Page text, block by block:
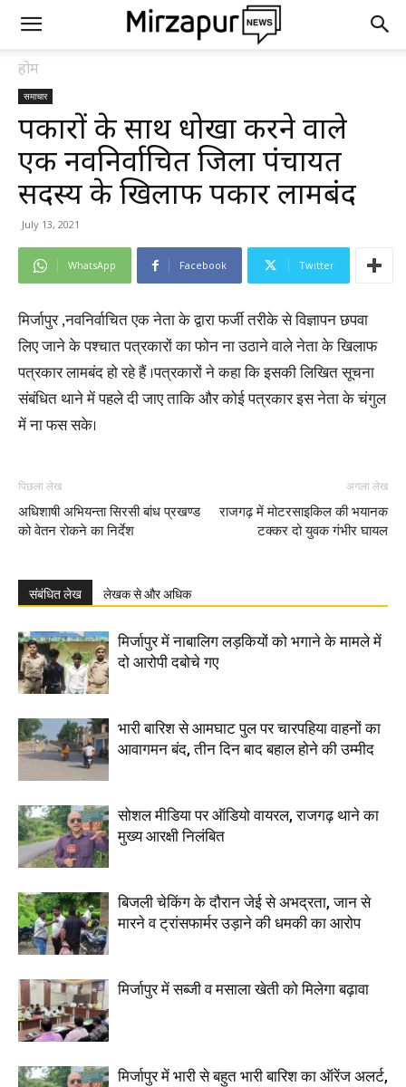
होम
समाचार
पत्रकारों के साथ धोखा करने वाले
एक नवनिर्वाचित जिला पंचायत
सदस्य के खिलाफ पत्रकार लामबंद
July 13, 2021
WhatsApp Facebook Twitter
मिर्जापुर ,नवनिर्वाचित एक नेता के द्वारा फर्जी तरीके से विज्ञापन छपवा
लिए जाने के पश्चात पत्रकारों का फोन ना उठाने वाले नेता के खिलाफ
पत्रकार लामबंद हो रहे हैं ।पत्रकारों ने कहा कि इसकी लिखित सूचना
संबंधित थाने में पहले दी जाए ताकि और कोई पत्रकार इस नेता के चंगुल
में ना फस सके।
पिछला लेख
अधिशाषी अभियन्ता सिरसी बांध प्रखण्ड
को वेतन रोकने का निर्देश
अगला लेख
राजगढ़ में मोटरसाइकिल की भयानक
टक्कर दो युवक गंभीर घायल
संबंधित लेख लेखक से और अधिक
मिर्जापुर में नाबालिग लड़कियों को भगाने के मामले में
दो आरोपी दबोचे गए
भारी बारिश से आमघाट पुल पर चारपहिया वाहनों का
आवागमन बंद, तीन दिन बाद बहाल होने की उम्मीद
सोशल मीडिया पर ऑडियो वायरल, राजगढ़ थाने का
मुख्य आरक्षी निलंबित
बिजली चेकिंग के दौरान जेई से अभद्रता, जान से
मारने व ट्रांसफार्मर उड़ाने की धमकी का आरोप
मिर्जापुर में सब्जी व मसाला खेती को मिलेगा बढ़ावा
मिर्जापुर में भारी से बहुत भारी बारिश का ऑरेंज अलर्ट,